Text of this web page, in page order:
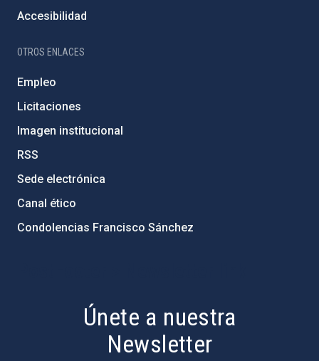
Accesibilidad
OTROS ENLACES
Empleo
Licitaciones
Imagen institucional
RSS
Sede electrónica
Canal ético
Condolencias Francisco Sánchez
Únete a nuestra
Newsletter